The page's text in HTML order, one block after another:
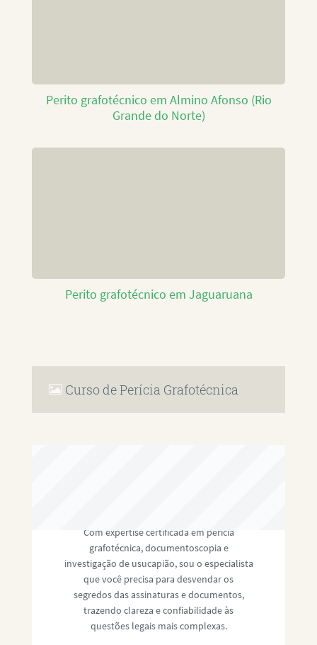
Perito grafotécnico em Almino Afonso (Rio
Grande do Norte)
Perito grafotécnico em Jaguaruana
Curso de Perícia Grafotécnica
Com expertise certificada em perícia
grafotécnica, documentoscopia e
investigação de usucapião, sou o especialista
que você precisa para desvendar os
segredos das assinaturas e documentos,
trazendo clareza e confiabilidade às
questões legais mais complexas.